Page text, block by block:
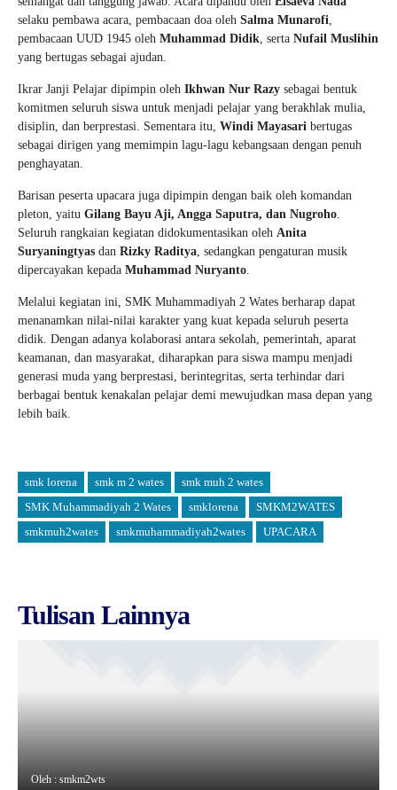
selaku pembawa acara, pembacaan doa oleh Salma Munarofi,
pembacaan UUD 1945 oleh Muhammad Didik, serta Nufail Muslihin
yang bertugas sebagai ajudan.
Ikrar Janji Pelajar dipimpin oleh Ikhwan Nur Razy sebagai bentuk
komitmen seluruh siswa untuk menjadi pelajar yang berakhlak mulia,
disiplin, dan berprestasi. Sementara itu, Windi Mayasari bertugas
sebagai dirigen yang memimpin lagu-lagu kebangsaan dengan penuh
penghayatan.
Barisan peserta upacara juga dipimpin dengan baik oleh komandan
pleton, yaitu Gilang Bayu Aji, Angga Saputra, dan Nugroho.
Seluruh rangkaian kegiatan didokumentasikan oleh Anita
Suryaningtyas dan Rizky Raditya, sedangkan pengaturan musik
dipercayakan kepada Muhammad Nuryanto.
Melalui kegiatan ini, SMK Muhammadiyah 2 Wates berharap dapat
menanamkan nilai-nilai karakter yang kuat kepada seluruh peserta
didik. Dengan adanya kolaborasi antara sekolah, pemerintah, aparat
keamanan, dan masyarakat, diharapkan para siswa mampu menjadi
generasi muda yang berprestasi, berintegritas, serta terhindar dari
berbagai bentuk kenakalan pelajar demi mewujudkan masa depan yang
lebih baik.
smk lorena smk m 2 wates
smk muh 2 wates
SMK Muhammadiyah 2 Wates
smklorena
SMKM2WATES
smkmuh2wates
smkmuhammadiyah2wates UPACARA
Tulisan Lainnya
Oleh : smkm2wts